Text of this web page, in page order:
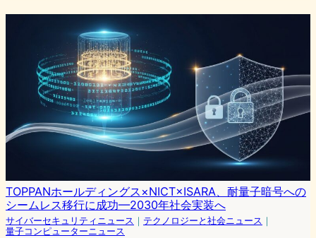
TOPPANホールディングス×NICT×ISARA、耐量子暗号への
シームレス移行に成功—2030年社会実装へ
サイバーセキュリティニュース ｜ テクノロジーと社会ニュース ｜
量子コンピューターニュース